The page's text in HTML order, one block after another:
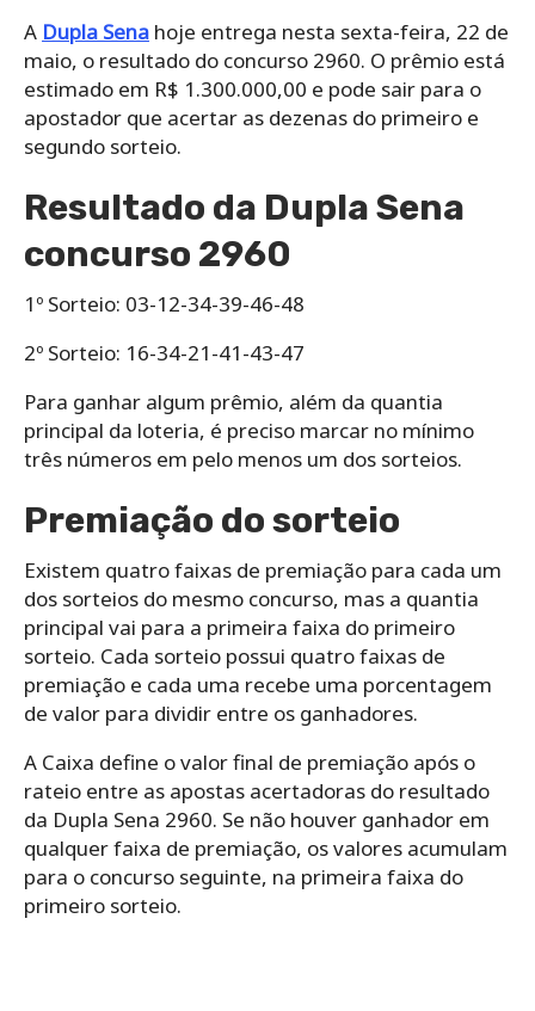
A Dupla Sena hoje entrega nesta sexta-feira, 22 de
maio, o resultado do concurso 2960. O prêmio está
estimado em R$ 1.300.000,00 e pode sair para o
apostador que acertar as dezenas do primeiro e
segundo sorteio.
Resultado da Dupla Sena
concurso 2960
1º Sorteio: 03-12-34-39-46-48
2º Sorteio: 16-34-21-41-43-47
Para ganhar algum prêmio, além da quantia
principal da loteria, é preciso marcar no mínimo
três números em pelo menos um dos sorteios.
Premiação do sorteio
Existem quatro faixas de premiação para cada um
dos sorteios do mesmo concurso, mas a quantia
principal vai para a primeira faixa do primeiro
sorteio. Cada sorteio possui quatro faixas de
premiação e cada uma recebe uma porcentagem
de valor para dividir entre os ganhadores.
A Caixa define o valor final de premiação após o
rateio entre as apostas acertadoras do resultado
da Dupla Sena 2960. Se não houver ganhador em
qualquer faixa de premiação, os valores acumulam
para o concurso seguinte, na primeira faixa do
primeiro sorteio.